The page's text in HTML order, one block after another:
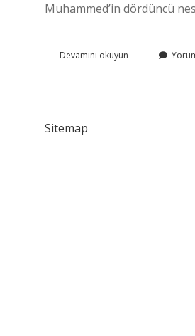
Muhammed’in dördüncü
Devamını okuyun
Mezhebi
Sitemap